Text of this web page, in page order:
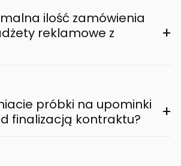
ilość zamówienia
reklamowe z
+
próbki na upominki
finalizacją kontraktu?
+